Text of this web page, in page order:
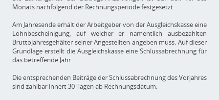
Monats nachfolgend der Rechnungsperiode festgesetzt.
Am Jahresende erhält der Arbeitgeber von der Ausgleichskasse eine
Lohnbescheinigung, auf welcher er namentlich ausbezahlten
Bruttojahresgehälter seiner Angestellten angeben muss. Auf dieser
Grundlage erstellt die Ausgleichskasse eine Schlussabrechnung für
das betreffende Jahr.
Die entsprechenden Beiträge der Schlussabrechnung des Vorjahres
sind zahlbar innert 30 Tagen ab Rechnungsdatum.